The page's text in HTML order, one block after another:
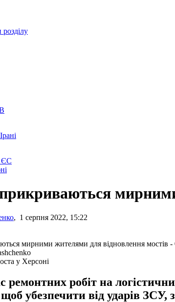
ЄС
, 1 серпня 2022, 15:22
у Херсоні
ремонтних робіт на
убезпечити від ударів ЗСУ,